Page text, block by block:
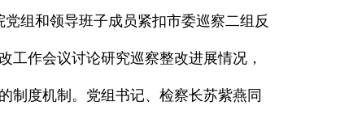
组和领导班子成员紧扣市委巡察二组反
工作会议讨论研究巡察整改进展情况，
制度机制。党组书记、检察长苏紫燕同